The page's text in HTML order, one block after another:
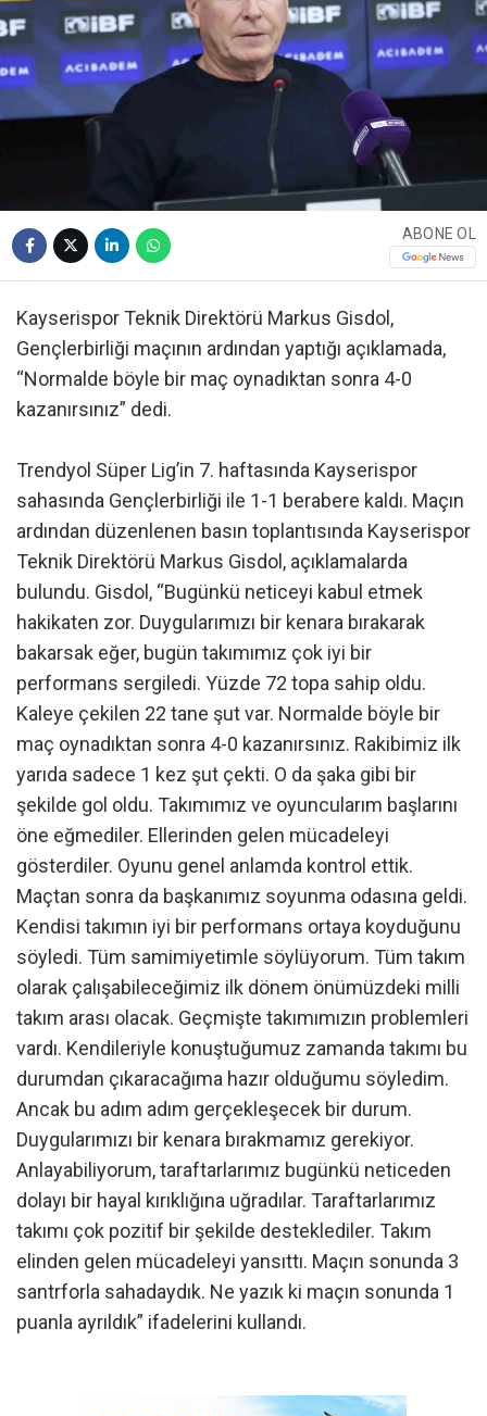
ABONE OL
Kayserispor Teknik Direktörü Markus Gisdol,
Gençlerbirliği maçının ardından yaptığı açıklamada,
“Normalde böyle bir maç oynadıktan sonra 4-0
kazanırsınız” dedi.
Trendyol Süper Lig’in 7. haftasında Kayserispor
sahasında Gençlerbirliği ile 1-1 berabere kaldı. Maçın
ardından düzenlenen basın toplantısında Kayserispor
Teknik Direktörü Markus Gisdol, açıklamalarda
bulundu. Gisdol, “Bugünkü neticeyi kabul etmek
hakikaten zor. Duygularımızı bir kenara bırakarak
bakarsak eğer, bugün takımımız çok iyi bir
performans sergiledi. Yüzde 72 topa sahip oldu.
Kaleye çekilen 22 tane şut var. Normalde böyle bir
maç oynadıktan sonra 4-0 kazanırsınız. Rakibimiz ilk
yarıda sadece 1 kez şut çekti. O da şaka gibi bir
şekilde gol oldu. Takımımız ve oyuncularım başlarını
öne eğmediler. Ellerinden gelen mücadeleyi
gösterdiler. Oyunu genel anlamda kontrol ettik.
Maçtan sonra da başkanımız soyunma odasına geldi.
Kendisi takımın iyi bir performans ortaya koyduğunu
söyledi. Tüm samimiyetimle söylüyorum. Tüm takım
olarak çalışabileceğimiz ilk dönem önümüzdeki milli
takım arası olacak. Geçmişte takımımızın problemleri
vardı. Kendileriyle konuştuğumuz zamanda takımı bu
durumdan çıkaracağıma hazır olduğumu söyledim.
Ancak bu adım adım gerçekleşecek bir durum.
Duygularımızı bir kenara bırakmamız gerekiyor.
Anlayabiliyorum, taraftarlarımız bugünkü neticeden
dolayı bir hayal kırıklığına uğradılar. Taraftarlarımız
takımı çok pozitif bir şekilde desteklediler. Takım
elinden gelen mücadeleyi yansıttı. Maçın sonunda 3
santrforla sahadaydık. Ne yazık ki maçın sonunda 1
puanla ayrıldık” ifadelerini kullandı.